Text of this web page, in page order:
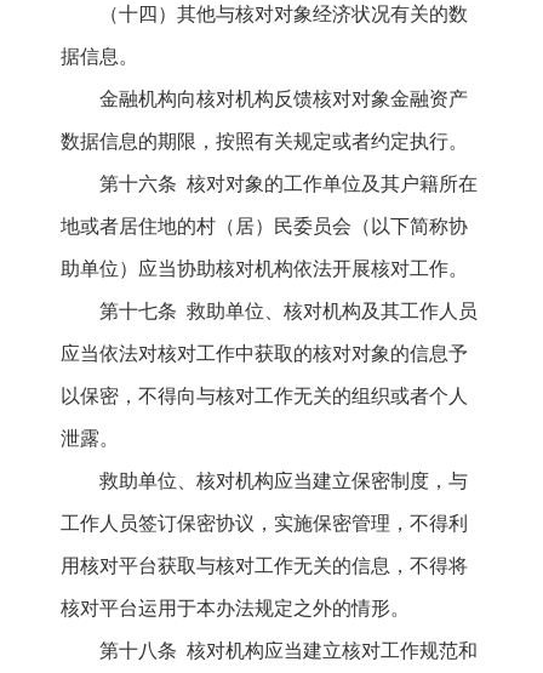
（十四）其他与核对对象经济状况有关的数
据信息。
金融机构向核对机构反馈核对对象金融资产
数据信息的期限，按照有关规定或者约定执行。
第十六条 核对对象的工作单位及其户籍所在
地或者居住地的村（居）民委员会（以下简称协
助单位）应当协助核对机构依法开展核对工作。
第十七条 救助单位、核对机构及其工作人员
应当依法对核对工作中获取的核对对象的信息予
以保密，不得向与核对工作无关的组织或者个人
泄露。
救助单位、核对机构应当建立保密制度，与
工作人员签订保密协议，实施保密管理，不得利
用核对平台获取与核对工作无关的信息，不得将
核对平台运用于本办法规定之外的情形。
第十八条 核对机构应当建立核对工作规范和